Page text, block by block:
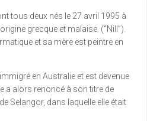
tous deux nés le 27 avril 1995 à
grecque et malaise. (“Nill”).
et sa mère est peintre en
en Australie et est devenue
a alors renoncé à son titre de
Selangor, dans laquelle elle était